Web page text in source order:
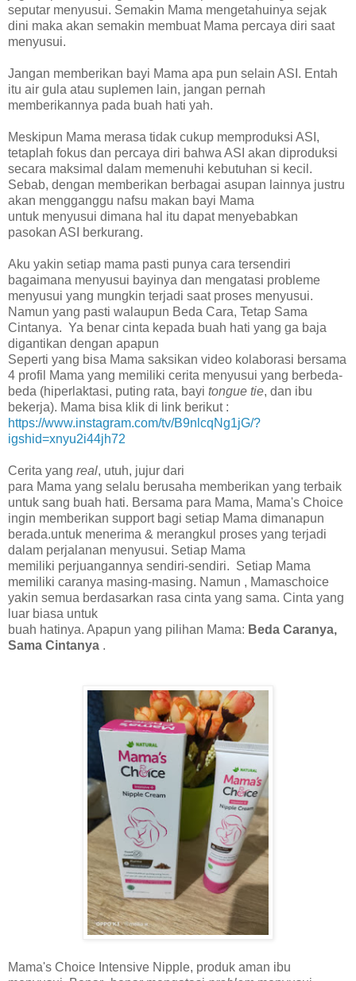
seputar menyusui. Semakin Mama mengetahuinya sejak
dini maka akan semakin membuat Mama percaya diri saat
menyusui.
Jangan memberikan bayi Mama apa pun selain ASI. Entah
itu air gula atau suplemen lain, jangan pernah
memberikannya pada buah hati yah.
Meskipun Mama merasa tidak cukup memproduksi ASI,
tetaplah fokus dan percaya diri bahwa ASI akan diproduksi
secara maksimal dalam memenuhi kebutuhan si kecil.
Sebab, dengan memberikan berbagai asupan lainnya justru
akan mengganggu nafsu makan bayi Mama
untuk menyusui dimana hal itu dapat menyebabkan
pasokan ASI berkurang.
Aku yakin setiap mama pasti punya cara tersendiri
bagaimana menyusui bayinya dan mengatasi probleme
menyusui yang mungkin terjadi saat proses menyusui.
Namun yang pasti walaupun Beda Cara, Tetap Sama
Cintanya. Ya benar cinta kepada buah hati yang ga baja
digantikan dengan apapun
Seperti yang bisa Mama saksikan video kolaborasi bersama
4 profil Mama yang memiliki cerita menyusui yang berbeda-
beda (hiperlaktasi, puting rata, bayi tongue tie, dan ibu
bekerja). Mama bisa klik di link berikut :
https://www.instagram.com/tv/B9nlcqNg1jG/?
igshid=xnyu2i44jh72
Cerita yang real, utuh, jujur dari
para Mama yang selalu berusaha memberikan yang terbaik
untuk sang buah hati. Bersama para Mama, Mama's Choice
ingin memberikan support bagi setiap Mama dimanapun
berada.untuk menerima & merangkul proses yang terjadi
dalam perjalanan menyusui. Setiap Mama
memiliki perjuangannya sendiri-sendiri. Setiap Mama
memiliki caranya masing-masing. Namun , Mamaschoice
yakin semua berdasarkan rasa cinta yang sama. Cinta yang
luar biasa untuk
buah hatinya. Apapun yang pilihan Mama: Beda Caranya,
Sama Cintanya .
Mama's Choice Intensive Nipple, produk aman ibu